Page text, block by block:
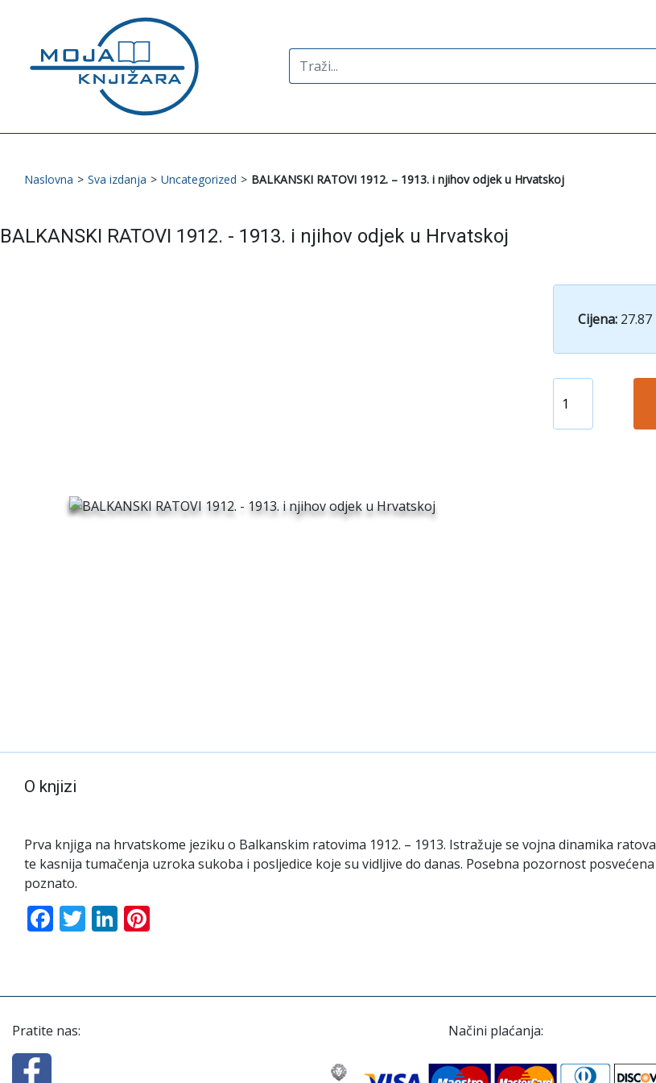
Search
for:
Naslovna > Sva izdanja > Uncategorized > BALKANSKI RATOVI 1912. – 1913. i njihov odjek u Hrvatskoj
BALKANSKI RATOVI 1912. - 1913. i njihov odjek u Hrvatskoj
Cijena: 27.87
O knjizi
Prva knjiga na hrvatskome jeziku o Balkanskim ratovima 1912. – 1913. Istražuje se vojna dinamika
te kasnija tumačenja uzroka sukoba i posljedice koje su vidljive do danas. Posebna pozornost
poznato.
Facebook
TwitterLinkedIn
Pratite nas: Načini plaćanja: